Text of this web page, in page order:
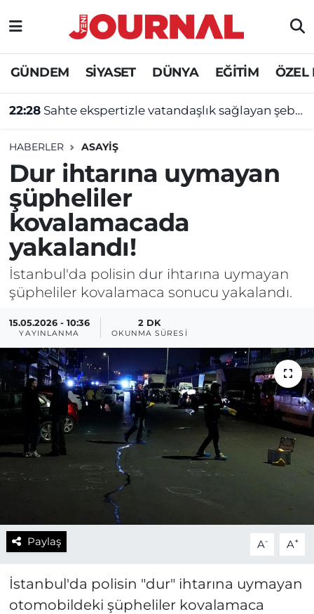
GÜNDEM SİYASET DÜNYA EĞİTİM ÖZEL
22:28 Sahte ekspertizle vatandaşlık sağlayan şebekeye operasyon
HABERLER ASAYİŞ
Dur ihtarına uymayan
şüpheliler
kovalamacada
yakalandı!
İstanbul'da polisin dur ihtarına uymayan
şüpheliler kovalamaca sonucu yakalandı.
15.05.2026 - 10:36
YAYINLANMA
2 DK
OKUNMA SÜRESI
Paylaş A- A+
İstanbul'da polisin "dur" ihtarına uymayan
otomobildeki şüpheliler kovalamaca
GÜNDEM
SİYASET
DÜNYA
EĞİTİM
ÖZEL HABER
Nöbetçi Eczaneler
Hava Durumu
Süper Lig Puan Durumu ve Fikstür
Tüm Manşetler
Son Dakika Haberleri
Haber Arşivi